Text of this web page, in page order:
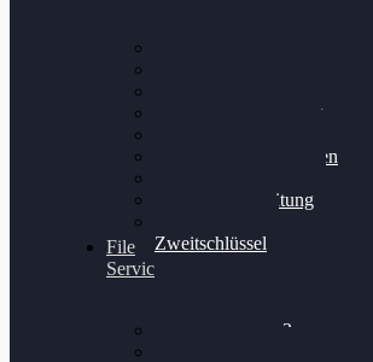
Getriebeoptimierung
Bremsscheiben planen
Felgenaufbereitung
Zweitschlüssel
File
Service
Alientech Kess3